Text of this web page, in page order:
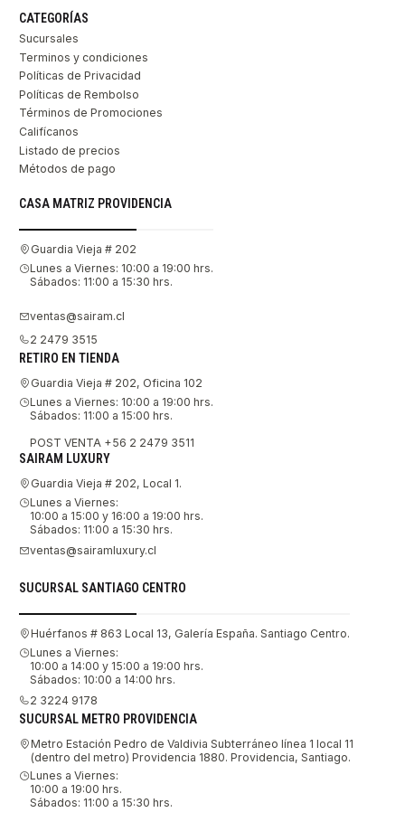
CATEGORÍAS
Sucursales
Terminos y condiciones
Políticas de Privacidad
Políticas de Rembolso
Términos de Promociones
Califícanos
Listado de precios
Métodos de pago
CASA MATRIZ PROVIDENCIA
Guardia Vieja # 202
Lunes a Viernes: 10:00 a 19:00 hrs.
Sábados: 11:00 a 15:30 hrs.
ventas@sairam.cl
2 2479 3515
RETIRO EN TIENDA
Guardia Vieja # 202, Oficina 102
Lunes a Viernes: 10:00 a 19:00 hrs.
Sábados: 11:00 a 15:00 hrs.
POST VENTA +56 2 2479 3511
SAIRAM LUXURY
Guardia Vieja # 202, Local 1.
Lunes a Viernes:
10:00 a 15:00 y 16:00 a 19:00 hrs.
Sábados: 11:00 a 15:30 hrs.
ventas@sairamluxury.cl
SUCURSAL SANTIAGO CENTRO
Huérfanos # 863 Local 13, Galería España. Santiago Centro.
Lunes a Viernes:
10:00 a 14:00 y 15:00 a 19:00 hrs.
Sábados: 10:00 a 14:00 hrs.
2 3224 9178
SUCURSAL METRO PROVIDENCIA
Metro Estación Pedro de Valdivia Subterráneo línea 1 local 11
(dentro del metro) Providencia 1880. Providencia, Santiago.
Lunes a Viernes:
10:00 a 19:00 hrs.
Sábados: 11:00 a 15:30 hrs.